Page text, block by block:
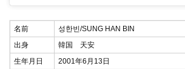
名前
성한빈/SUNG HAN BIN
出身
韓国 天安
生年月日
2001年6月13日